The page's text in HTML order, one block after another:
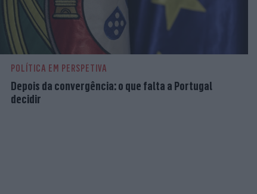
POLÍTICA EM PERSPETIVA
Depois da convergência: o que falta a Portugal
decidir